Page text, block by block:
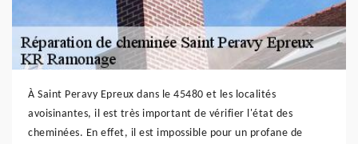
À Saint Peravy Epreux dans le 45480 et les localités
avoisinantes, il est très important de vérifier l'état des
cheminées. En effet, il est impossible pour un profane de